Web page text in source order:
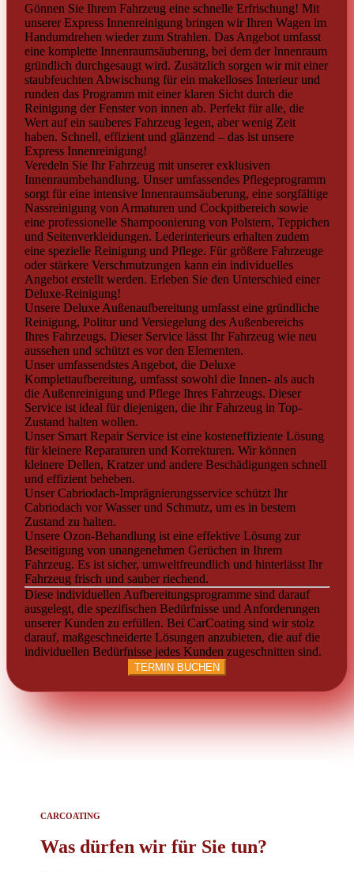
Gönnen Sie Ihrem Fahrzeug eine schnelle Erfrischung! Mit
unserer Express Innenreinigung bringen wir Ihren Wagen im
Handumdrehen wieder zum Strahlen. Das Angebot umfasst
eine komplette Innenraumsäuberung, bei dem der Innenraum
gründlich durchgesaugt wird. Zusätzlich sorgen wir mit einer
staubfeuchten Abwischung für ein makelloses Interieur und
runden das Programm mit einer klaren Sicht durch die
Reinigung der Fenster von innen ab. Perfekt für alle, die
Wert auf ein sauberes Fahrzeug legen, aber wenig Zeit
haben. Schnell, effizient und glänzend – das ist unsere
Express Innenreinigung!
Veredeln Sie Ihr Fahrzeug mit unserer exklusiven
Innenraumbehandlung. Unser umfassendes Pflegeprogramm
sorgt für eine intensive Innenraumsäuberung, eine sorgfältige
Nassreinigung von Armaturen und Cockpitbereich sowie
eine professionelle Shampoonierung von Polstern, Teppichen
und Seitenverkleidungen. Lederinterieurs erhalten zudem
eine spezielle Reinigung und Pflege. Für größere Fahrzeuge
oder stärkere Verschmutzungen kann ein individuelles
Angebot erstellt werden. Erleben Sie den Unterschied einer
Deluxe-Reinigung!
Unsere Deluxe Außenaufbereitung umfasst eine gründliche
Reinigung, Politur und Versiegelung des Außenbereichs
Ihres Fahrzeugs. Dieser Service lässt Ihr Fahrzeug wie neu
aussehen und schützt es vor den Elementen.
Unser umfassendstes Angebot, die Deluxe
Komplettaufbereitung, umfasst sowohl die Innen- als auch
die Außenreinigung und Pflege Ihres Fahrzeugs. Dieser
Service ist ideal für diejenigen, die ihr Fahrzeug in Top-
Zustand halten wollen.
Unser Smart Repair Service ist eine kosteneffiziente Lösung
für kleinere Reparaturen und Korrekturen. Wir können
kleinere Dellen, Kratzer und andere Beschädigungen schnell
und effizient beheben.
Unser Cabriodach-Imprägnierungsservice schützt Ihr
Cabriodach vor Wasser und Schmutz, um es in bestem
Zustand zu halten.
Unsere Ozon-Behandlung ist eine effektive Lösung zur
Beseitigung von unangenehmen Gerüchen in Ihrem
Fahrzeug. Es ist sicher, umweltfreundlich und hinterlässt Ihr
Fahrzeug frisch und sauber riechend.
Diese individuellen Aufbereitungsprogramme sind darauf
ausgelegt, die spezifischen Bedürfnisse und Anforderungen
unserer Kunden zu erfüllen. Bei CarCoating sind wir stolz
darauf, maßgeschneiderte Lösungen anzubieten, die auf die
individuellen Bedürfnisse jedes Kunden zugeschnitten sind.
TERMIN BUCHEN
CARCOATING
Was dürfen wir für Sie tun?